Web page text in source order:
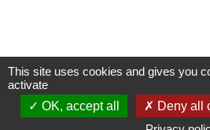
This site uses cookies and gives you
activate
OK, accept all
Deny all